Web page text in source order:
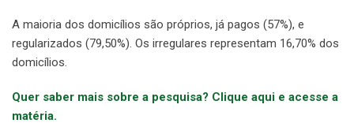
A maioria dos domicílios são próprios, já pagos (57%), e
regularizados (79,50%). Os irregulares representam 16,70% dos
domicílios.
Quer saber mais sobre a pesquisa? Clique aqui e acesse a
matéria.